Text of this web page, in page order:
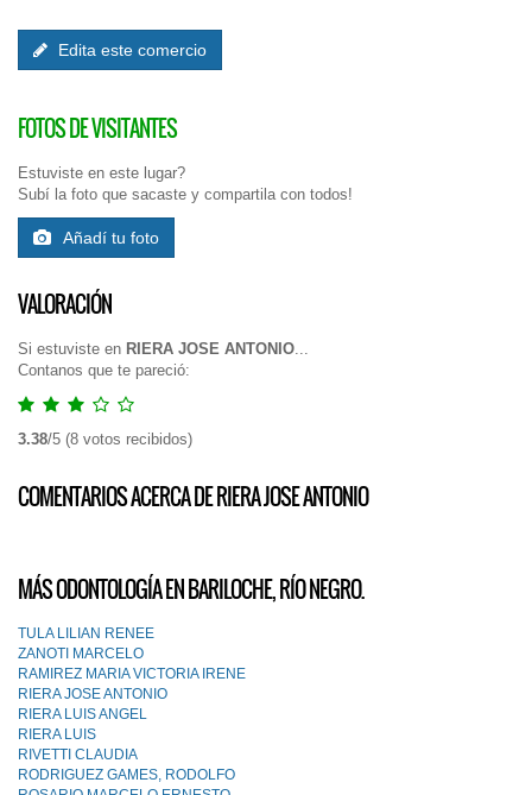
Edita este comercio
FOTOS DE VISITANTES
Estuviste en este lugar?
Subí la foto que sacaste y compartila con todos!
Añadí tu foto
VALORACIÓN
Si estuviste en RIERA JOSE ANTONIO...
Contanos que te pareció:
3.38/5 (8 votos recibidos)
COMENTARIOS ACERCA DE RIERA JOSE ANTONIO
MÁS ODONTOLOGÍA EN BARILOCHE, RÍO NEGRO.
TULA LILIAN RENEE
ZANOTI MARCELO
RAMIREZ MARIA VICTORIA IRENE
RIERA JOSE ANTONIO
RIERA LUIS ANGEL
RIERA LUIS
RIVETTI CLAUDIA
RODRIGUEZ GAMES, RODOLFO